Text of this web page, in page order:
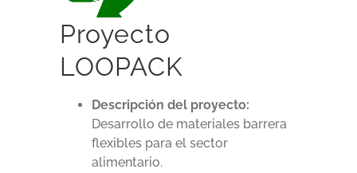
Proyecto
LOOPACK
Descripción del proyecto:
Desarrollo de materiales barrera
flexibles para el sector
alimentario.